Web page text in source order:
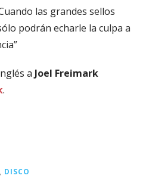
las grandes sellos
podrán echarle la culpa a
a Joel Freimark
.
DISCO